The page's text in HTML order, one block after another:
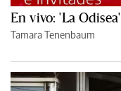
En vivo: 'La
Tamara Tenenbaum